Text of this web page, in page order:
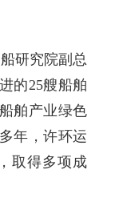
研究院副总
的25艘船舶
舶产业绿色
年，许环运
取得多项成